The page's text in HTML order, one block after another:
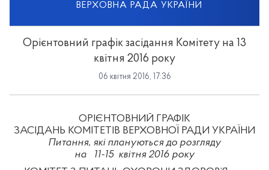
ВЕРХОВНА РАДА УКРАЇНИ
Орієнтовний графік засідання Комітету на 13
квітня 2016 року
06 квітня 2016, 17:36
ОР ІЄ НТОВНИЙ ГРАФІ К
ЗАСІДАНЬ КОМІТЕТІВ ВЕРХОВНОЇ РАДИ УКРАЇНИ
Питання, які плануються до розгляду
на
11-15 квітня 2016 року